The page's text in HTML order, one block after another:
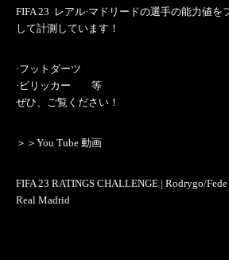
FIFA 23 レアル·マドリードの選手の能力値を
して計測しています！
·フットダーツ
·ビリッカー 等
ぜひ、ご覧ください！
＞＞You Tube 動画
FIFA 23 RATINGS CHALLENGE | Rodrygo/
Real Madrid